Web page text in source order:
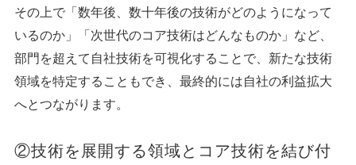
その上で「数年後、数十年後の技術がどのようになって
いるのか」「次世代のコア技術はどんなものか」など、
部門を超えて自社技術を可視化することで、新たな技術
領域を特定することもでき、最終的には自社の利益拡大
へとつながります。
②技術を展開する領域とコア技術を結び付